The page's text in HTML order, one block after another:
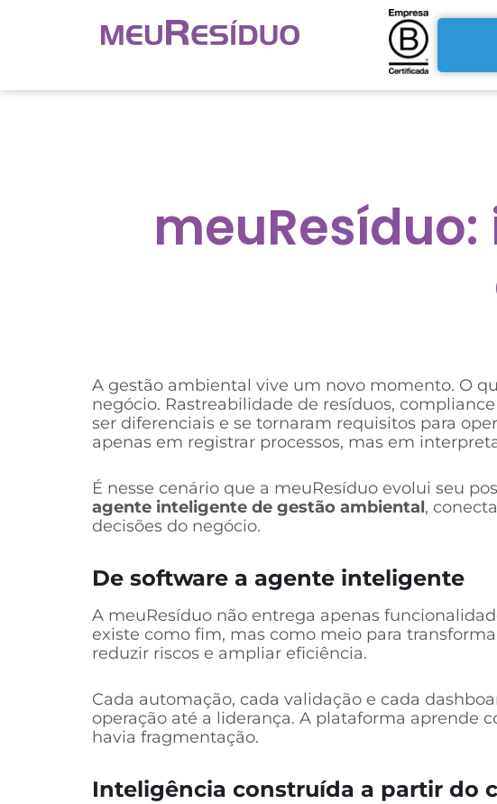
A gestão ambiental vive um novo momento. O
negócio. Rastreabilidade de resíduos,
ser diferenciais e se tornaram requisitos para
apenas em registrar processos, mas em
É nesse cenário que a meuResíduo evolui seu
agente inteligente de gestão ambiental,
decisões do negócio.
De software a agente inteligente
A meuResíduo não entrega apenas
existe como fim, mas como meio para
reduzir riscos e ampliar eficiência.
Cada automação, cada validação e cada
operação até a liderança. A plataforma aprende
havia fragmentação.
Inteligência construída a partir do